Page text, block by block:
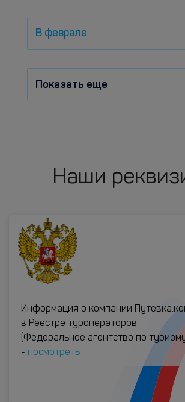
В феврале
Показать еще
Наши
Информация о компании
в Реестре туроператоров
(Федеральное агентство по
- посмотреть